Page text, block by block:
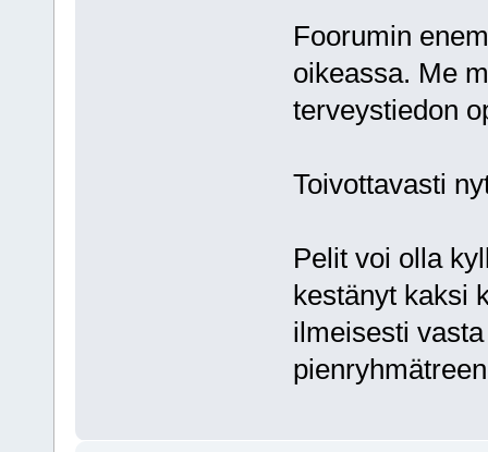
Foorumin
oikeassa. Me
terveystiedon
Toivottavasti
Pelit voi olla
kestänyt kaksi
ilmeisesti